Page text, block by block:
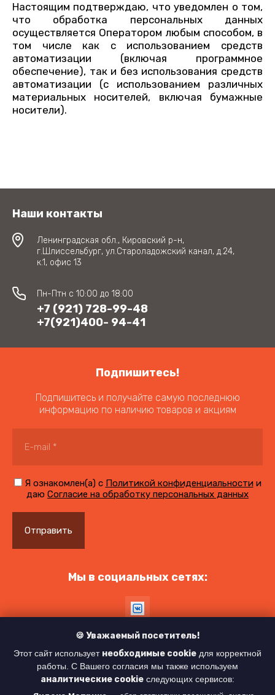
Настоящим подтверждаю, что уведомлен о том,
что обработка персональных данных
осуществляется Оператором любым способом, в
том числе как с использованием средств
автоматизации (включая программное
обеспечение), так и без использования средств
автоматизации (с использованием различных
материальных носителей, включая бумажные
носители).
Наши контакты
Ленинградская обл., Кировский р-н,
г.Шлиссельбург, ул.Староладожский канал, д.24,
к.1, офис 13
Пн-Птн с 10:00 до 18:00
+7 (921) 728-99-48
+7(921)400- 94-41
Подпишитесь!
Подпишитесь и получайте самую последнюю
информацию по наличию товаров и акциям
Я ознакомлен(а) с Политикой конфиденциальностии
даю Согласие на обработку персональных данных
Отправить
Мы в социальных сетях:
© 2021 - 2026
Политика конфиденциальности
🍪 Уважаемый посетитель!
Этот сайт использует необходимые cookie для корректной
работы. С Вашего согласия мы также используем
аналитические cookie следующих сервисов: